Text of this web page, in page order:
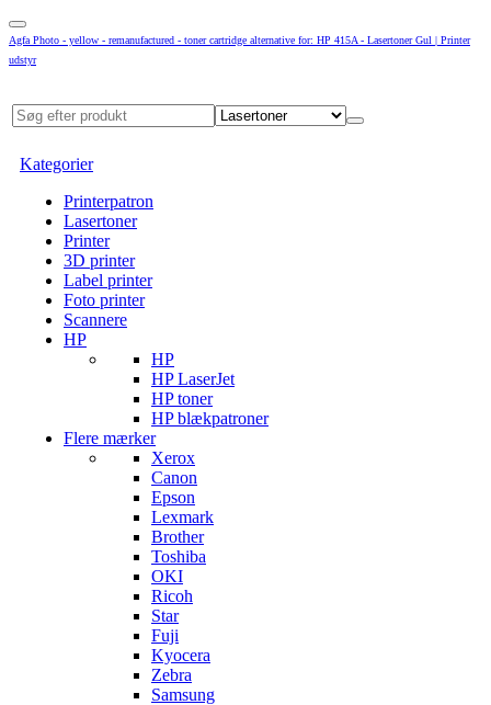
Agfa Photo - yellow - remanufactured - toner cartridge alternative for: HP 415A - Lasertoner Gul | Printer
udstyr
Kategorier
Printerpatron
Lasertoner
Printer
3D printer
Label printer
Foto printer
Scannere
HP
HP
HP LaserJet
HP toner
HP blækpatroner
Flere mærker
Xerox
Canon
Epson
Lexmark
Brother
Toshiba
OKI
Ricoh
Star
Fuji
Kyocera
Zebra
Samsung